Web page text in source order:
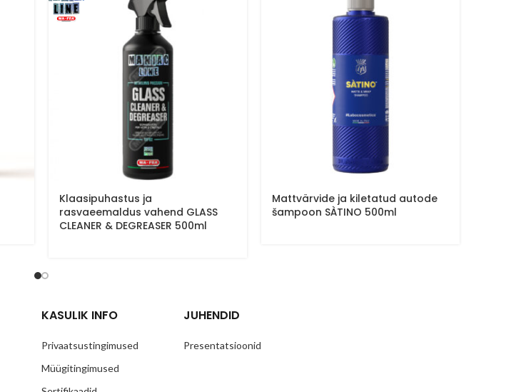
Klaasipuhastus ja
rasvaeemaldus vahend GLASS
CLEANER & DEGREASER 500ml
Mattvärvide ja kiletatud autode
šampoon SÀTINO 500ml
KASULIK INFO
Privaatsustingimused
Müügitingimused
JUHENDID
Presentatsioonid